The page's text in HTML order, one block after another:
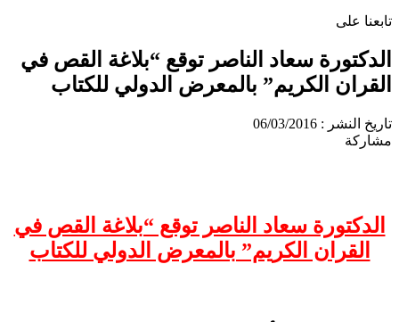
تابعنا على
الدكتورة سعاد الناصر توقع “بلاغة القص في
القران الكريم” بالمعرض الدولي للكتاب
تاريخ النشر : 06/03/2016
مشاركة
الدكتورة سعاد الناصر توقع “بلاغة القص في
القران الكريم” بالمعرض الدولي للكتاب